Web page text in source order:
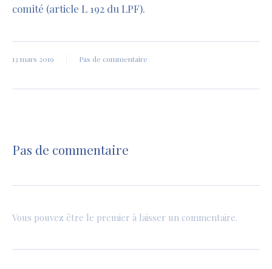
comité (article L 192 du LPF).
13 mars 2019 Pas de commentaire
Pas de commentaire
Vous pouvez être le premier à laisser un commentaire.